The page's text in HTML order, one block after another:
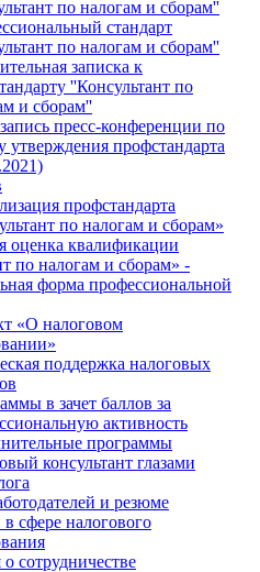
по налогам и сборам''
стандарт
по налогам и сборам''
записка к
''Консультант по
и сборам''
пресс-конференции по
утверждения профстандарта
профстандарта
по налогам и сборам»
оценка квалификации
по налогам и сборам» -
форма профессиональной
«О налоговом
поддержка налоговых
в зачет баллов за
активность
программы
консультант глазами
и резюме
в сфере налогового
сотрудничестве